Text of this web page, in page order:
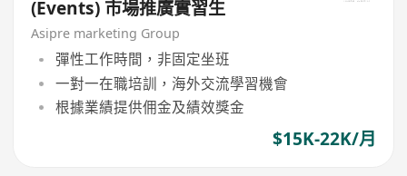
(Events) 市場推廣實習生
Asipre marketing Group
彈性工作時間，非固定坐班
一對一在職培訓，海外交流學習機會
根據業績提供佣金及績效獎金
$15K-22K/月